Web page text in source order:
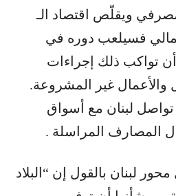
ويقلّص اقتصاد الـ
فسيلعب دوره في
أن تواكب ذلك إجراءات
والأعمال غير المشروعة.
تواصل لبنان مع أسواق
المصارف المراسلة .
لبنان بالقول إن “البلاد